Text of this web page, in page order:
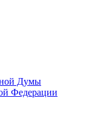
Думы
Федерации